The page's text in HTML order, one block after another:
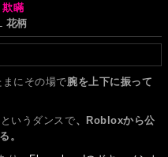
欺瞞
花柄
にその場で腕を上下に振って
というダンスで、Robloxから公
。